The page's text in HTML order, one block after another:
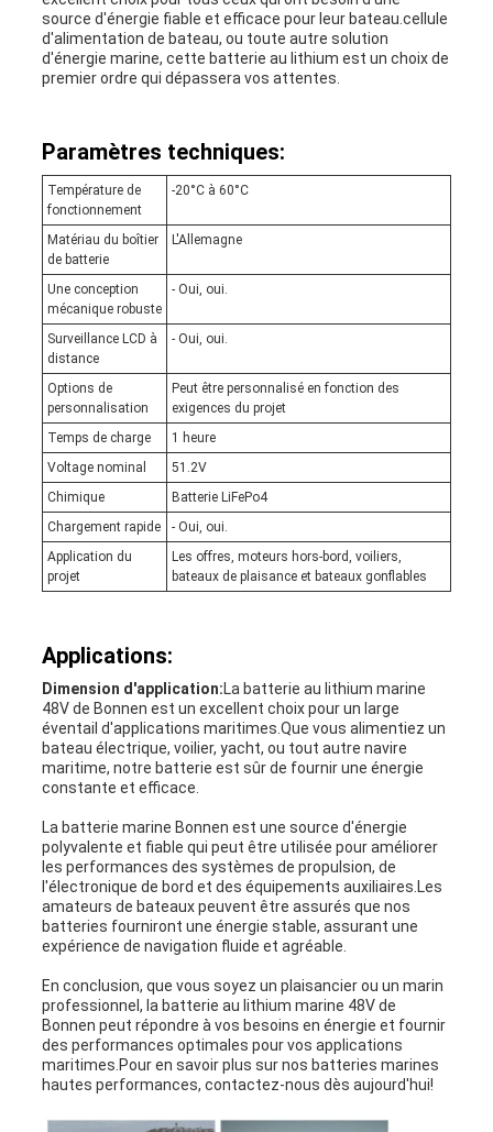
source d'énergie fiable et efficace pour leur bateau.cellule
d'alimentation de bateau, ou toute autre solution
d'énergie marine, cette batterie au lithium est un choix de
premier ordre qui dépassera vos attentes.
Paramètres techniques:
Température de
fonctionnement
-20°C à 60°C
Matériau du boîtier
de batterie
L'Allemagne
Une conception
mécanique robuste
- Oui, oui.
Surveillance LCD à
distance
- Oui, oui.
Options de
personnalisation
Peut être personnalisé en fonction des
exigences du projet
Temps de charge
1 heure
Voltage nominal
51.2V
Chimique
Batterie LiFePo4
Chargement rapide
- Oui, oui.
Application du
projet
Les offres, moteurs hors-bord, voiliers,
bateaux de plaisance et bateaux gonflables
Applications:
Dimension d'application:La batterie au lithium marine
48V de Bonnen est un excellent choix pour un large
éventail d'applications maritimes.Que vous alimentiez un
bateau électrique, voilier, yacht, ou tout autre navire
maritime, notre batterie est sûr de fournir une énergie
constante et efficace.
La batterie marine Bonnen est une source d'énergie
polyvalente et fiable qui peut être utilisée pour améliorer
les performances des systèmes de propulsion, de
l'électronique de bord et des équipements auxiliaires.Les
amateurs de bateaux peuvent être assurés que nos
batteries fourniront une énergie stable, assurant une
expérience de navigation fluide et agréable.
En conclusion, que vous soyez un plaisancier ou un marin
professionnel, la batterie au lithium marine 48V de
Bonnen peut répondre à vos besoins en énergie et fournir
des performances optimales pour vos applications
maritimes.Pour en savoir plus sur nos batteries marines
hautes performances, contactez-nous dès aujourd'hui!